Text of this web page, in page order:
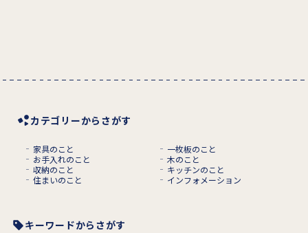
カテゴリーからさがす
家具のこと
一枚板のこと
お手入れのこと
木のこと
収納のこと
キッチンのこと
住まいのこと
インフォメーション
キーワードからさがす